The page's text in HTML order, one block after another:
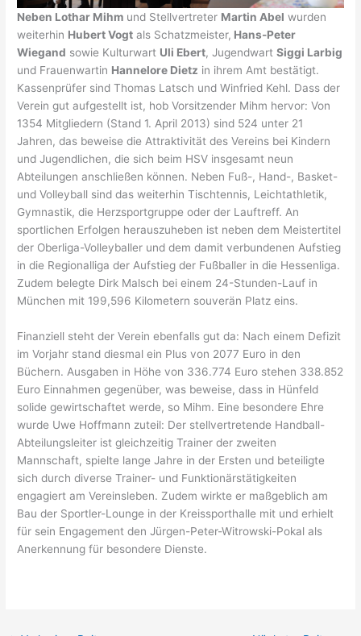
Neben Lothar Mihm und Stellvertreter Martin Abel wurden
weiterhin Hubert Vogt als Schatzmeister, Hans-Peter
Wiegand sowie Kulturwart Uli Ebert, JugendwartSiggi Larbig
und Frauenwartin Hannelore Dietz in ihrem Amt bestätigt.
Kassenprüfer sind Thomas Latsch und Winfried Kehl. Dass der
Verein gut aufgestellt ist, hob Vorsitzender Mihm hervor: Von
1354 Mitgliedern (Stand 1. April 2013) sind 524 unter 21
Jahren, das beweise die Attraktivität des Vereins bei Kindern
und Jugendlichen, die sich beim HSV insgesamt neun
Abteilungen anschließen können. Neben Fuß-, Hand-, Basket-
und Volleyball sind das weiterhin Tischtennis, Leichtathletik,
Gymnastik, die Herzsportgruppe oder der Lauftreff. An
sportlichen Erfolgen herauszuheben ist neben dem Meistertitel
der Oberliga-Volleyballer und dem damit verbundenen Aufstieg
in die Regionalliga der Aufstieg der Fußballer in die Hessenliga.
Zudem belegte Dirk Malsch bei einem 24-Stunden-Lauf in
München mit 199,596 Kilometern souverän Platz eins.
Finanziell steht der Verein ebenfalls gut da: Nach einem Defizit
im Vorjahr stand diesmal ein Plus von 2077 Euro in den
Büchern. Ausgaben in Höhe von 336.774 Euro stehen 338.852
Euro Einnahmen gegenüber, was beweise, dass in Hünfeld
solide gewirtschaftet werde, so Mihm. Eine besondere Ehre
wurde Uwe Hoffmann zuteil: Der stellvertretende Handball-
Abteilungsleiter ist gleichzeitig Trainer der zweiten
Mannschaft, spielte lange Jahre in der Ersten und beteiligte
sich durch diverse Trainer- und Funktionärstätigkeiten
engagiert am Vereinsleben. Zudem wirkte er maßgeblich am
Bau der Sportler-Lounge in der Kreissporthalle mit und erhielt
für sein Engagement den Jürgen-Peter-Witrowski-Pokal als
Anerkennung für besondere Dienste.